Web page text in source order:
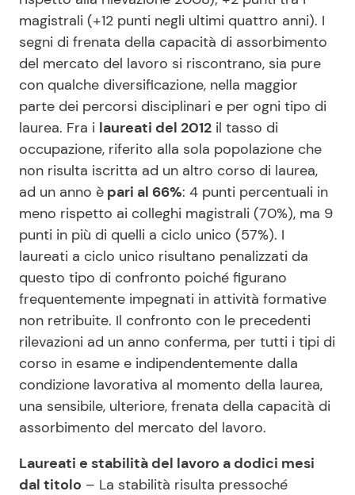
magistrali (+12 punti negli ultimi quattro anni). I
segni di frenata della capacità di assorbimento
del mercato del lavoro si riscontrano, sia pure
con qualche diversificazione, nella maggior
parte dei percorsi disciplinari e per ogni tipo di
laurea. Fra i laureati del 2012 il tasso di
occupazione, riferito alla sola popolazione che
non risulta iscritta ad un altro corso di laurea,
ad un anno è pari al 66%: 4 punti percentuali in
meno rispetto ai colleghi magistrali (70%), ma 9
punti in più di quelli a ciclo unico (57%). I
laureati a ciclo unico risultano penalizzati da
questo tipo di confronto poiché figurano
frequentemente impegnati in attività formative
non retribuite. Il confronto con le precedenti
rilevazioni ad un anno conferma, per tutti i tipi di
corso in esame e indipendentemente dalla
condizione lavorativa al momento della laurea,
una sensibile, ulteriore, frenata della capacità di
assorbimento del mercato del lavoro.
Laureati e stabilità del lavoro a dodici mesi
dal titolo – La stabilità risulta pressoché